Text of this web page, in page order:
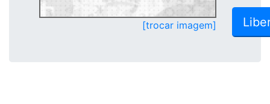
[trocar imagem]